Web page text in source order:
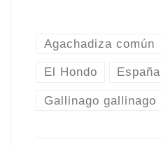
Agachadiza común
El Hondo España
Gallinago gallinago